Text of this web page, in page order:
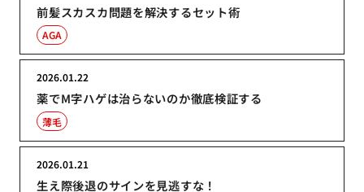
前髪スカスカ問題を解決するセット術
AGA
薬でM字ハゲは治らないのか徹底検証する
2026.01.22
薄毛
生え際後退のサインを見逃すな！
2026.01.21